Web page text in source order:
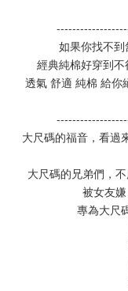
如果你找不
經典純棉好穿到
透氣 舒適 純棉 給你
大尺碼的福音，看過
大尺碼的兄弟們，
被女友
專為大尺